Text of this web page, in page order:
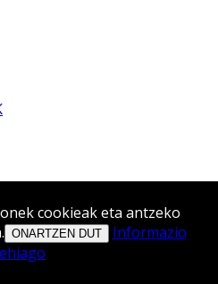
cookieak eta antzeko
ONARTZEN DUT
Informazio